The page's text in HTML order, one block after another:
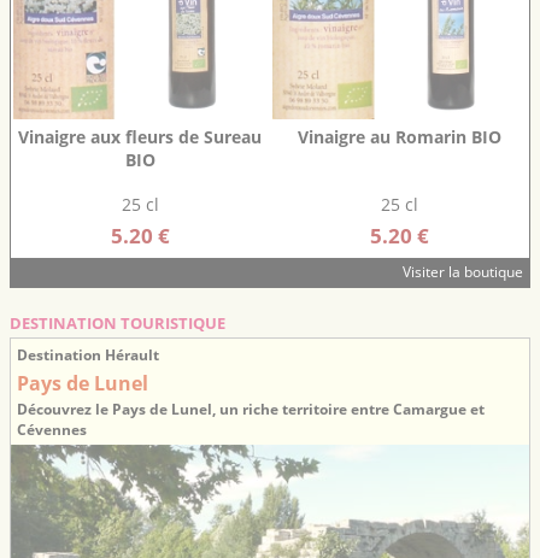
Vinaigre aux fleurs de Sureau
BIO
25 cl
5.20 €
Vinaigre au Romarin BIO
25 cl
5.20 €
Visiter la boutique
DESTINATION TOURISTIQUE
Destination Hérault
Pays de Lunel
Découvrez le Pays de Lunel, un riche territoire entre Camargue et
Cévennes